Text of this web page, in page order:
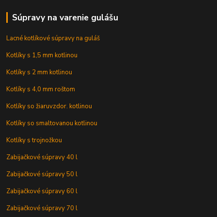
Súpravy na varenie gulášu
Lacné kotlíkové súpravy na guláš
Kotlíky s 1,5 mm kotlinou
Kotlíky s 2 mm kotlinou
Kotlíky s 4,0 mm roštom
Kotlíky so žiaruvzdor. kotlinou
Kotlíky so smaltovanou kotlinou
Kotlíky s trojnožkou
Zabijačkové súpravy 40 l
Zabijačkové súpravy 50 l
Zabijačkové súpravy 60 l
Zabijačkové súpravy 70 l